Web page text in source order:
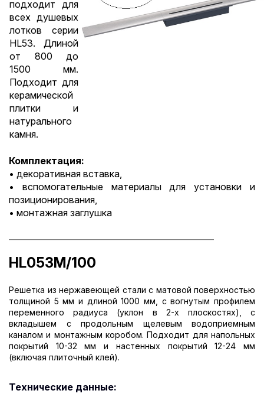
подходит для
всех душевых
лотков серии
HL53. Длиной
от 800 до
1500 мм.
Подходит для
керамической
плитки и
натурального
камня.
Комплектация:
• декоративная вставка,
• вспомогательные материалы для установки и
позиционирования,
• монтажная заглушка
HL053M/100
Решетка из нержавеющей стали с матовой поверхностью
толщиной 5 мм и длиной 1000 мм, с вогнутым профилем
переменного радиуса (уклон в 2-х плоскостях), с
вкладышем с продольным щелевым водоприемным
каналом и монтажным коробом. Подходит для напольных
покрытий 10-32 мм и настенных покрытий 12-24 мм
(включая плиточный клей).
Технические данные: